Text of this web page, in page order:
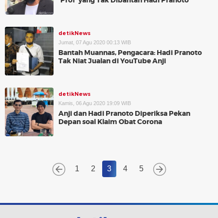
detikNews
Jumat, 07 Agu 2020 00:13 WIB
Bantah Muannas, Pengacara: Hadi Pranoto
Tak Niat Jualan di YouTube Anji
detikNews
Kamis, 06 Agu 2020 19:09 WIB
Anji dan Hadi Pranoto Diperiksa Pekan
Depan soal Klaim Obat Corona
1 2 3 4 5